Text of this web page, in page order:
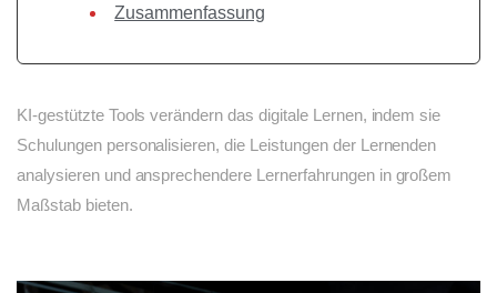
Zusammenfassung
KI-gestützte Tools verändern das digitale Lernen, indem sie
Schulungen personalisieren, die Leistungen der Lernenden
analysieren und ansprechendere Lernerfahrungen in großem
Maßstab bieten.